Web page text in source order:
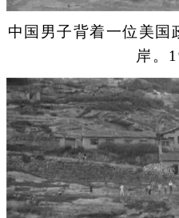
中国男子背着一位美
岸。